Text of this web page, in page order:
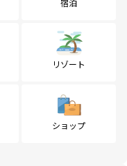
リゾート
ショップ